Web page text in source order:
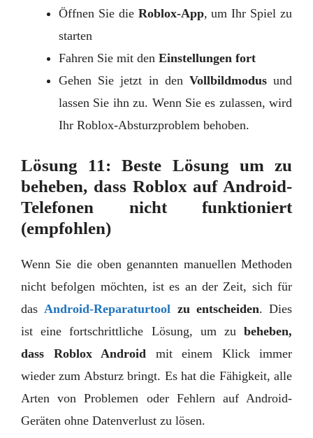
Öffnen Sie die Roblox-App, um Ihr Spiel zu
starten
Fahren Sie mit den Einstellungen fort
Gehen Sie jetzt in den Vollbildmodusund
lassen Sie ihn zu. Wenn Sie es zulassen, wird
Ihr Roblox-Absturzproblem behoben.
Lösung 11: Beste Lösung um zu
beheben, dass Roblox auf Android-
Telefonen nicht funktioniert
(empfohlen)
Wenn Sie die oben genannten manuellen Methoden
nicht befolgen möchten, ist es an der Zeit, sich für
dasAndroid-Reparaturtool zu entscheiden. Dies
ist eine fortschrittliche Lösung, um zu beheben,
dass Roblox Android mit einem Klick immer
wieder zum Absturz bringt. Es hat die Fähigkeit, alle
Arten von Problemen oder Fehlern auf Android-
Geräten ohne Datenverlust zu lösen.